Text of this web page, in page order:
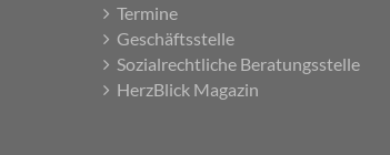
Termine
Geschäftsstelle
Sozialrechtliche Beratungsstelle
HerzBlick Magazin